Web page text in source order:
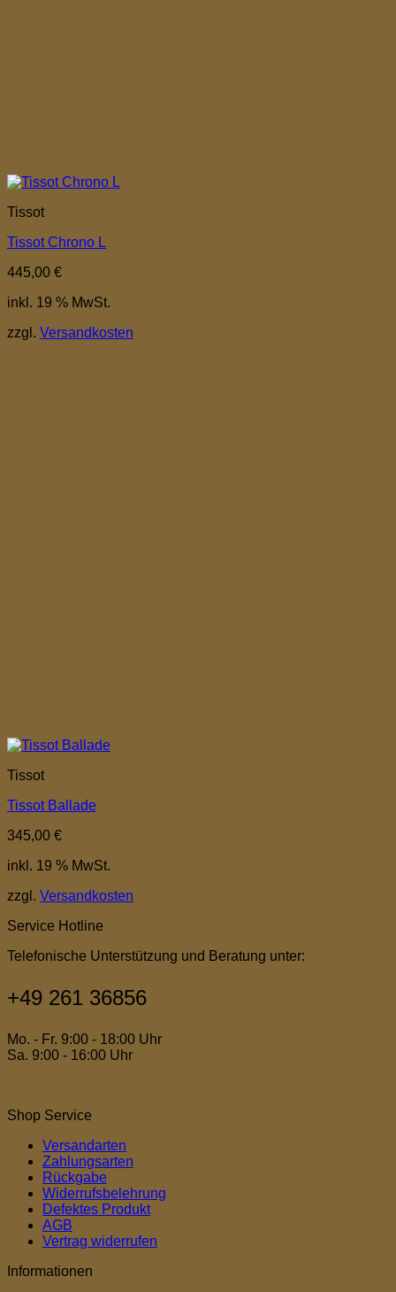
Tissot
Tissot Chrono L
445,00 €
inkl. 19 % MwSt.
zzgl. Versandkosten
Tissot
Tissot Ballade
345,00 €
inkl. 19 % MwSt.
zzgl. Versandkosten
Service Hotline
Telefonische Unterstützung und Beratung unter:
+49 261 36856
Mo. - Fr. 9:00 - 18:00 Uhr
Sa. 9:00 - 16:00 Uhr
Shop Service
Versandarten
Zahlungsarten
Rückgabe
Widerrufsbelehrung
Defektes Produkt
AGB
Vertrag widerrufen
Informationen